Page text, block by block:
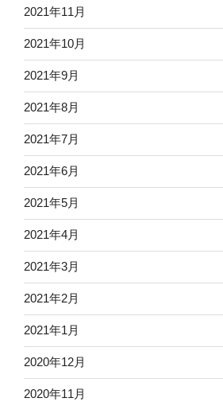
2021年11月
2021年10月
2021年9月
2021年8月
2021年7月
2021年6月
2021年5月
2021年4月
2021年3月
2021年2月
2021年1月
2020年12月
2020年11月